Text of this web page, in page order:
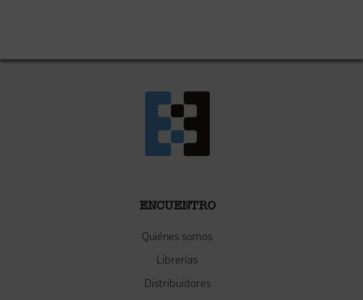
ENCUENTRO
Quiénes somos
Librerías
Distribuidores